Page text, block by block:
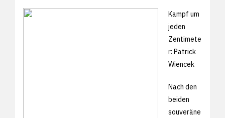
Kampf um
jeden
Zentimete
r: Patrick
Wiencek
Nach den
beiden
souveräne